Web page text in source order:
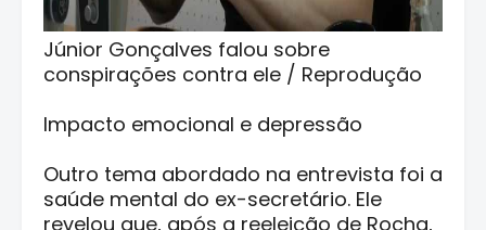
Júnior Gonçalves falou sobre
conspirações contra ele / Reprodução
Impacto emocional e depressão
Outro tema abordado na entrevista foi a
saúde mental do ex-secretário. Ele
revelou que, após a reeleição de Rocha,